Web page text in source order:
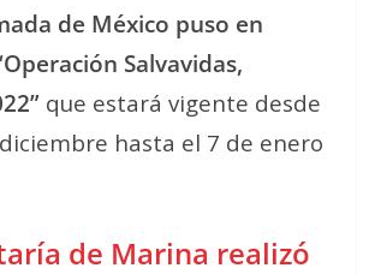
de México puso en
Salvavidas,
que estará vigente desde
hasta el 7 de enero
de Marina realizó